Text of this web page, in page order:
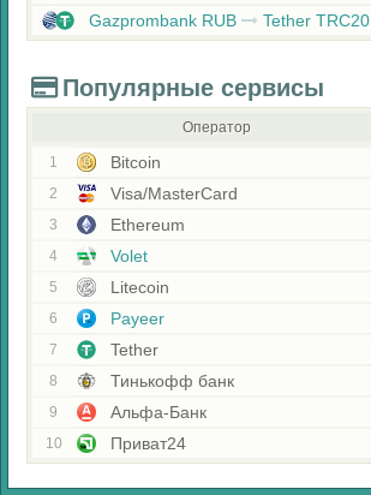
Gazprombank RUB
Tether TRC20
Популярные сервисы
Оператор
1 Bitcoin
2 Visa/MasterCard
3 Ethereum
4 Volet
5 Litecoin
6 Payeer
7 Tether
8 Тинькофф банк
9 Альфа-Банк
10 Приват24